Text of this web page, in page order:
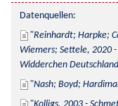
Datenquellen:
Reinhardt; Harpke;
Wiemers; Settele, 2020
Widderchen
Nash; Boyd;